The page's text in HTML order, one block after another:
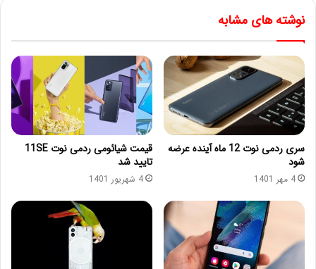
نوشته های مشابه
سری ردمی نوت 12 ماه آینده عرضه
شود
4 مهر 1401
قیمت شیائومی ردمی نوت 11SE
تایید شد
4 شهریور 1401